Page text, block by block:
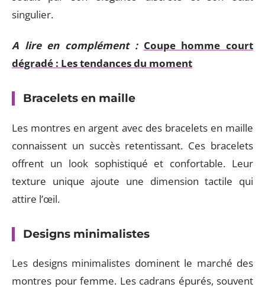
singulier.
A lire en complément : Coupe homme court
dégradé : Les tendances du moment
Bracelets en maille
Les montres en argent avec des bracelets en maille
connaissent un succès retentissant. Ces bracelets
offrent un look sophistiqué et confortable. Leur
texture unique ajoute une dimension tactile qui
attire l’œil.
Designs minimalistes
Les designs minimalistes dominent le marché des
montres pour femme. Les cadrans épurés, souvent